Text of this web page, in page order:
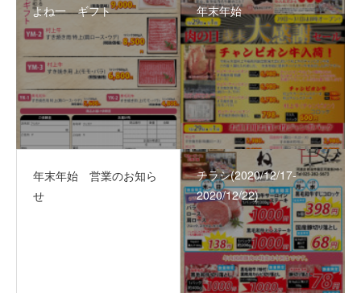
よね一 ギフト 年末年始
年末年始 営業のお知ら
せ
チラシ(2020/12/17‐
2020/12/22)